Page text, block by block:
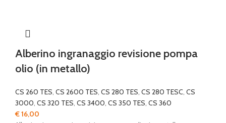
Alberino ingranaggio revisione pompa
olio (in metallo)
CS 260 TES, CS 2600 TES, CS 280 TES, CS 280 TESC, CS
3000, CS 320 TES, CS 3400, CS 350 TES, CS 360
€16,00